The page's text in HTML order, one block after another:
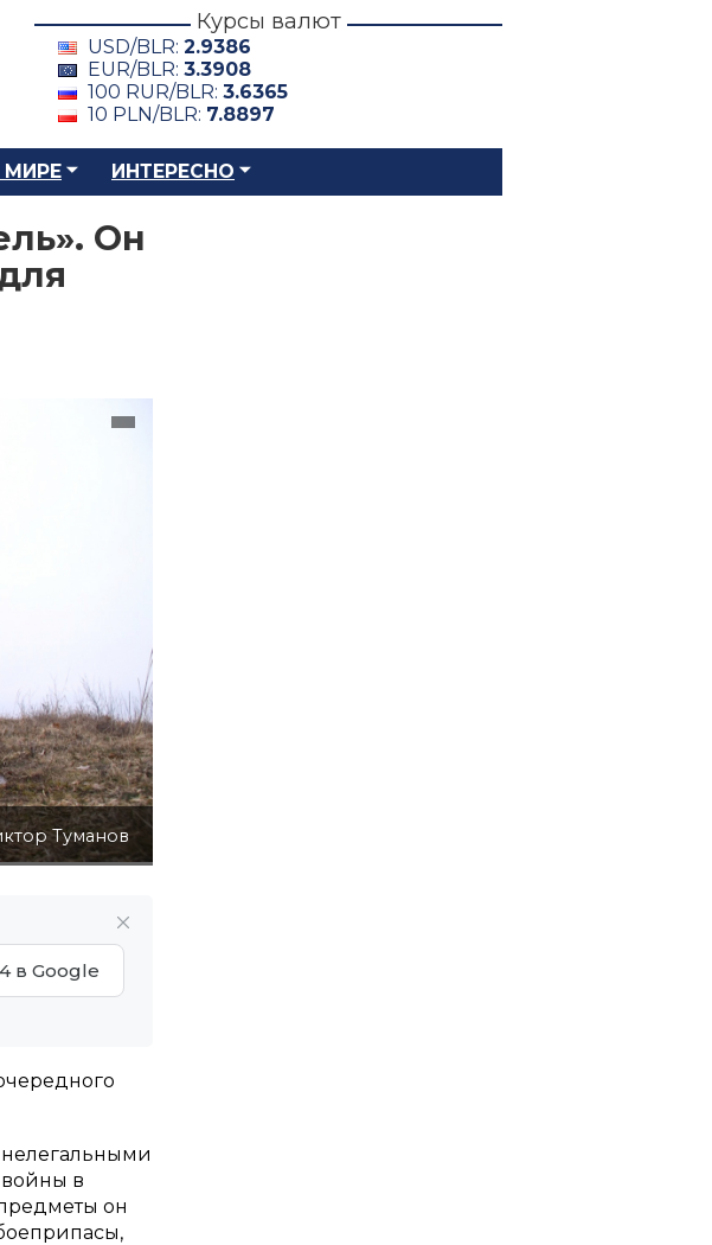
Курсы валют
USD/BLR: 2.9386
EUR/BLR: 3.3908
100 RUR/BLR: 3.6365
10 PLN/BLR: 7.8897
МИРЕ ИНТЕРЕСНО
Он
Туманов
в Google
в
он